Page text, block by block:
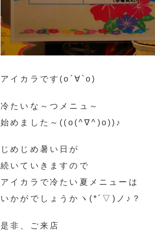
アイカラです(о´∀`о)
冷たいな～つメニュ～
始めました～((o(^∇^)o))♪
じめじめ暑い日が
続いていきますので
アイカラで冷たい夏メニューは
いかがでしょうかヽ(*´▽)ノ♪？
是非、ご来店